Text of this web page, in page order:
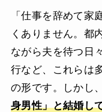
「仕事を辞めて家
くありません。都
ながら夫を待つ日
行など、これらは
の形です。しかし、
身男性」と結婚し